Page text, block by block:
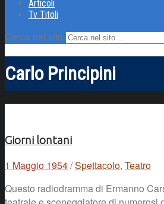
Articoli
Tv Titoli
Cerca nel sito
Carlo Principini
Giorni lontani
1 Maggio 1954/Spettacolo, Teatro
Questo radiodramma di Ermanno